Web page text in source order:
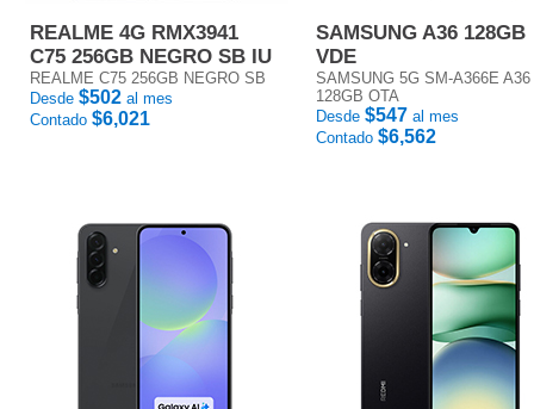
REALME 4G RMX3941
C75 256GB NEGRO SB IU
REALME C75 256GB NEGRO SB
Desde $502 al mes
Contado $6,021
SAMSUNG A36 128GB
VDE
SAMSUNG 5G SM-A366E A36
128GB OTA
Desde $547 al mes
Contado $6,562